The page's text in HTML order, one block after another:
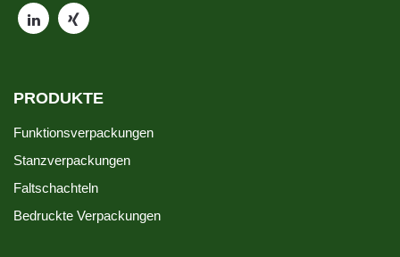
PRODUKTE
Funktionsverpackungen
Stanzverpackungen
Faltschachteln
Bedruckte Verpackungen